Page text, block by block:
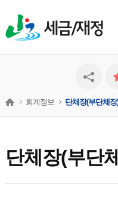
세금/재정
단체장(부단
회계정보 단체장(부단체장